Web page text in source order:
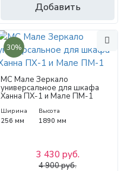
Добавить
30%
МС Мале Зеркало
универсальное для шкафа
Ханна ПХ-1 и Мале ПМ-1
Ширина
256 мм
Высота
1890 мм
3 430 руб.
4 900 руб.